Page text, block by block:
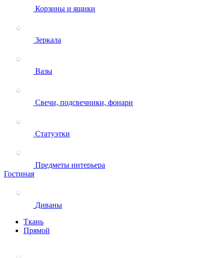
Корзины и ящики
Зеркала
Вазы
Свечи, подсвечники, фонари
Статуэтки
Предметы интерьера
Гостиная
Диваны
Ткань
Прямой